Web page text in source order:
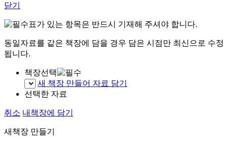
닫기
표가 있는 항목은 반드시 기재해 주셔야 합니다.
동일자료를 같은 책장에 담을 경우 담은 시점만 최신으로 수정
됩니다.
책장선택
새 책장 만들어 자료 담기
선택한 자료
취소 내책장에 담기
새책장 만들기